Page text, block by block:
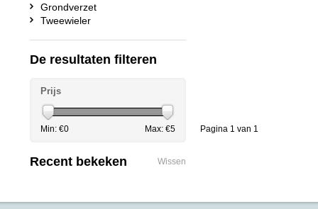
Pagina 1 van 1
Grondverzet
Tweewieler
De resultaten filteren
Prijs
Min: €0 Max: €5
Recent bekeken Wissen